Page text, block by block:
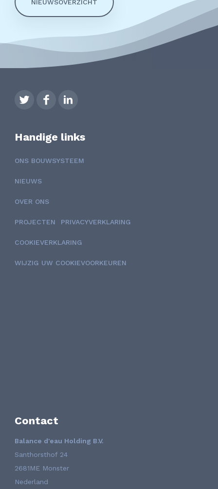
NIEUWSOVERZICHT
Handige links
ONS BOUWSYSTEEM
NIEUWS
OVER ONS
PROJECTEN PRIVACYVERKLARING
COOKIEVERKLARING
WIJZIG UW COOKIEVOORKEUREN
Contact
Balance d'eau Holding B.V.
Santhorsthof 24
2681ME Monster
Nederland